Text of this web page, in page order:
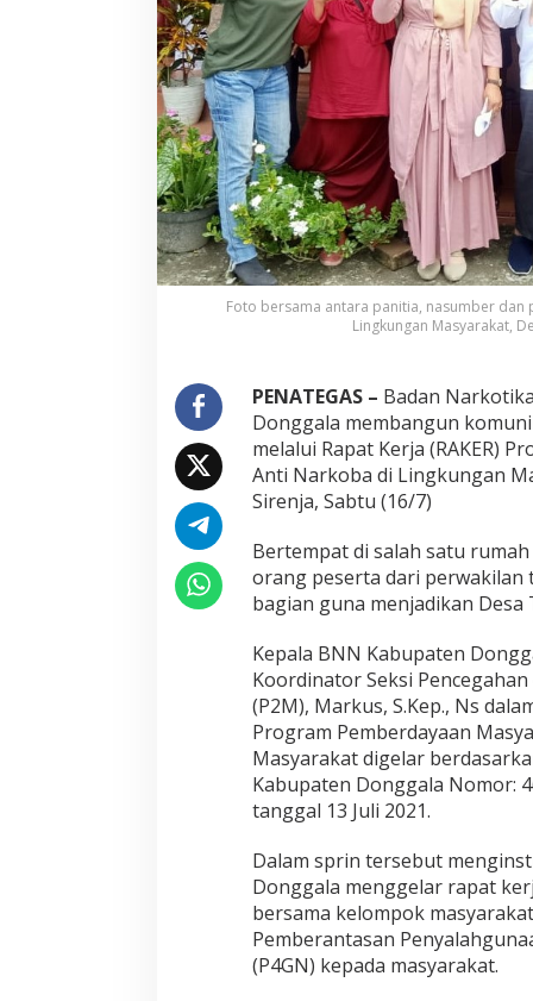
u
n
s
i
e
n
g
a
n
K
e
p
k
M
a
s
r
a
k
t
Foto bersama antara panitia, nasumber dan
Lingkungan Masyarakat,
PENATEGAS – Badan
Donggala membangun
melalui Rapat Kerja (RAKER)
Anti Narkoba di Lingkungan
Sirenja, Sabtu (16/7)
Bertempat di salah satu
orang peserta dari
bagian guna menjadikan
Kepala BNN Kabupaten
Koordinator Seksi
(P2M), Markus, S.Kep., Ns
Program Pemberdayaan
Masyarakat digelar
Kabupaten Donggala Nomor:
tanggal 13 Juli 2021.
Dalam sprin tersebut
Donggala menggelar rapat
bersama kelompok
Pemberantasan
(P4GN) kepada masyarakat.